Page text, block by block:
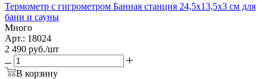
Термометр с гигрометром Банная станция 24,5х13,5х3 см для
бани и сауны
Много
Арт.: 18024
2 490 руб./шт
В корзину